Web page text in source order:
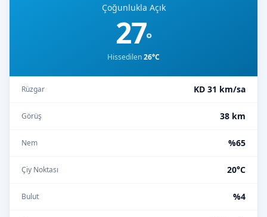
Çoğunlukla Açık
27°
Hissedilen26°C
Rüzgar KD 31 km/sa
Görüş 38 km
Nem %65
Çiy Noktası 20°C
Bulut %4